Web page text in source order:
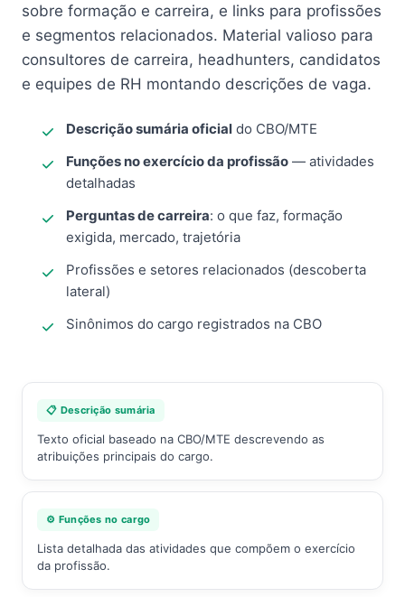
sobre formação e carreira, e links para profissões
e segmentos relacionados. Material valioso para
consultores de carreira, headhunters, candidatos
e equipes de RH montando descrições de vaga.
Descrição sumária oficial do CBO/MTE
Funções no exercício da profissão — atividades
detalhadas
Perguntas de carreira: o que faz, formação
exigida, mercado, trajetória
Profissões e setores relacionados (descoberta
lateral)
Sinônimos do cargo registrados na CBO
📋 Descrição sumária
Texto oficial baseado na CBO/MTE descrevendo as
atribuições principais do cargo.
⚙️ Funções no cargo
Lista detalhada das atividades que compõem o exercício
da profissão.